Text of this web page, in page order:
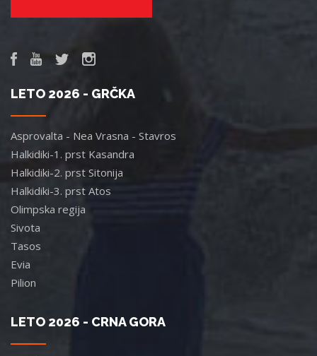
LETO 2026 - GRČKA
Asprovalta - Nea Vrasna - Stavros
Halkidiki-1. prst Kasandra
Halkidiki-2. prst Sitonija
Halkidiki-3. prst Atos
Olimpska regija
Sivota
Tasos
Evia
Pilion
LETO 2026 - CRNA GORA